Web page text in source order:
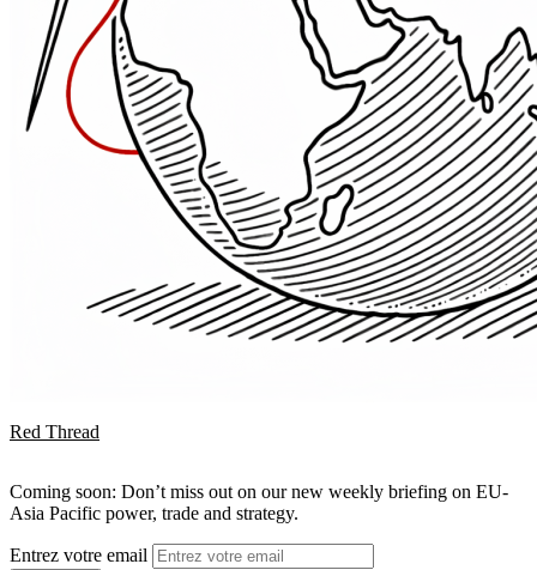
Red Thread
Coming soon: Don’t miss out on our new weekly briefing on EU-
Asia Pacific power, trade and strategy.
Entrez votre email